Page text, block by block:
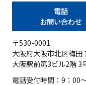
電話
お問い合わせ
〒530-0001
大阪府大阪市北区梅田
大阪駅前第3ビル2階 3
電話受付時間：9：00